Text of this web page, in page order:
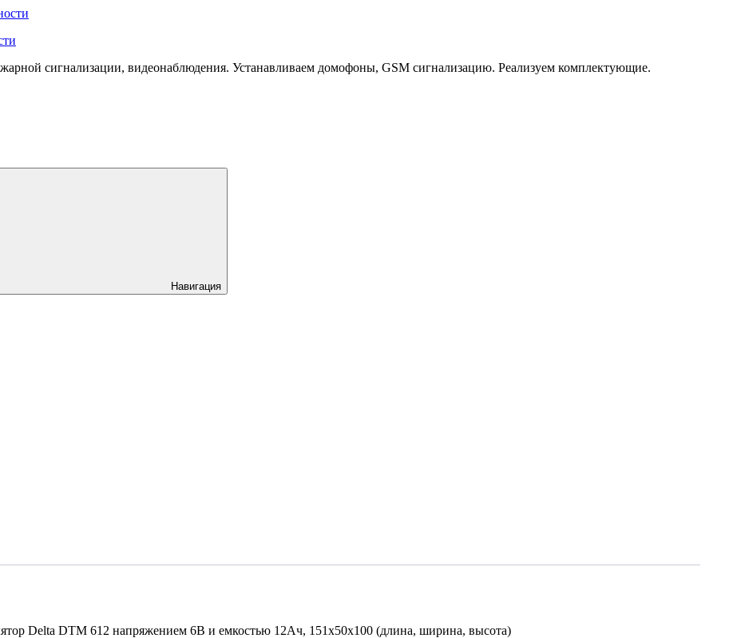
сигнализации, видеонаблюдения. Устанавливаем домофоны, GSM сигнализацию. Реализуем комплектующие.
Навигация
Delta DTM 612 напряжением 6В и емкостью 12Ач, 151х50х100 (длина, ширина, высота)